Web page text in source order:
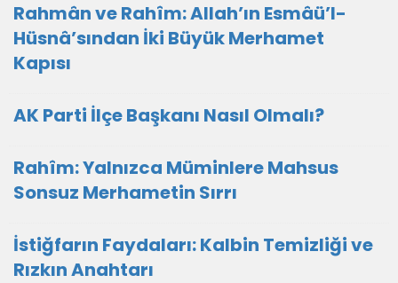
Rahmân ve Rahîm: Allah’ın Esmâü’l-
Hüsnâ’sından İki Büyük Merhamet
Kapısı
AK Parti İlçe Başkanı Nasıl Olmalı?
Rahîm: Yalnızca Müminlere Mahsus
Sonsuz Merhametin Sırrı
İstiğfarın Faydaları: Kalbin Temizliği ve
Rızkın Anahtarı